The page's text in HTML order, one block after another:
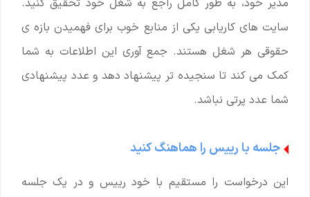
سایت های کاریابی یکی از منابع خوب برای فهمیدن بازه ی
حقوقی هر شغل هستند. جمع آوری این اطلاعات به شما
کمک می کند تا سنجیده تر پیشنهاد دهد و عدد پیشنهادی
شما عدد پرتی نباشد.
جلسه با رییس را هماهنگ کنید
این درخواست را مستقیم با خود رییس و در یک جلسه